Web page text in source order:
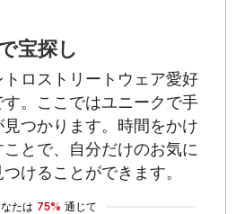
宝探し
ロストリートウェア愛好
。ここではユニークで手
つかります。時間をかけ
とで、自分だけのお気に
けることができます。
たは 75% 通じて